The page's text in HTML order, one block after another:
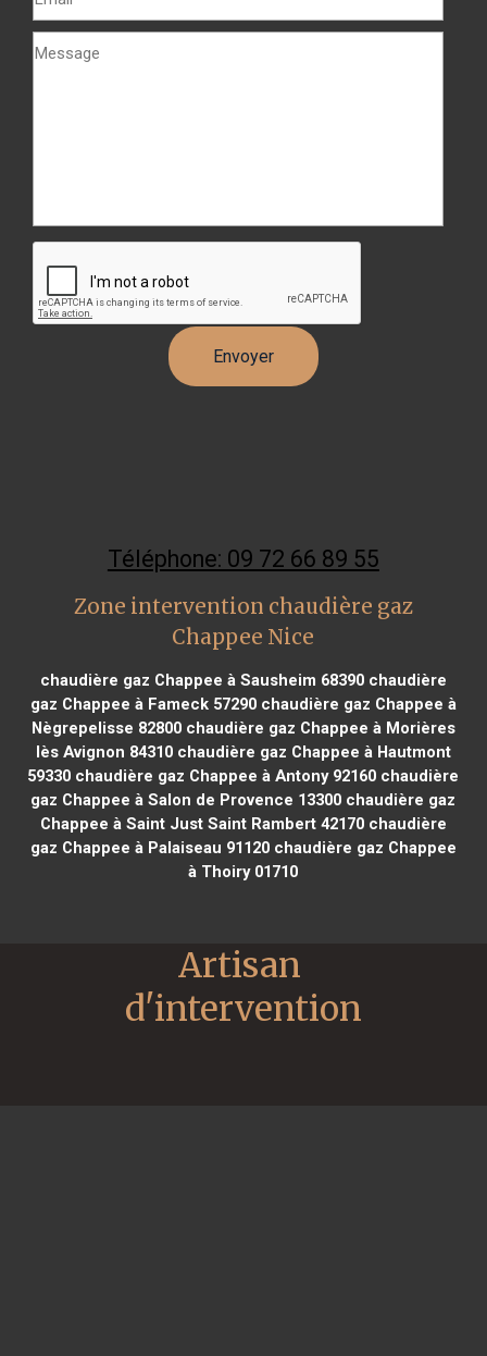
Téléphone: 09 72 66 89 55
Zone intervention chaudière gaz
Chappee Nice
chaudière gaz Chappee à Sausheim 68390chaudière
gaz Chappee à Fameck 57290chaudière gaz Chappee à
Nègrepelisse 82800chaudière gaz Chappee à Morières
lès Avignon 84310chaudière gaz Chappee à Hautmont
59330 chaudière gaz Chappee à Antony 92160 chaudière
gaz Chappee à Salon de Provence 13300 chaudière gaz
Chappee à Saint Just Saint Rambert 42170chaudière
gaz Chappee à Palaiseau 91120chaudière gaz Chappee
à Thoiry 01710
Artisan
d'intervention